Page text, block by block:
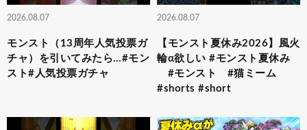
2026.08.07
モンスト（13周年人気投票ガ
チャ）を引いてみたら…#モン
スト#人気投票ガチャ
2026.08.07
【モンスト夏休み2026】風火
輪α欲しい #モンスト夏休み
#モンスト #猫ミーム
#shorts #short